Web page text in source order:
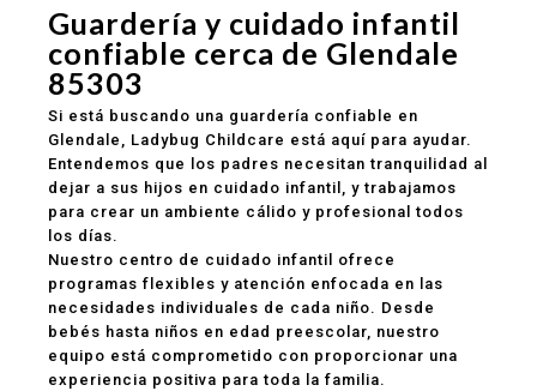
Guardería y cuidado infantil
confiable cerca de Glendale
85303
Si está buscando una guardería confiable en
Glendale, Ladybug Childcare está aquí para ayudar.
Entendemos que los padres necesitan tranquilidad al
dejar a sus hijos en cuidado infantil, y trabajamos
para crear un ambiente cálido y profesional todos
los días.
Nuestro centro de cuidado infantil ofrece
programas flexibles y atención enfocada en las
necesidades individuales de cada niño. Desde
bebés hasta niños en edad preescolar, nuestro
equipo está comprometido con proporcionar una
experiencia positiva para toda la familia.